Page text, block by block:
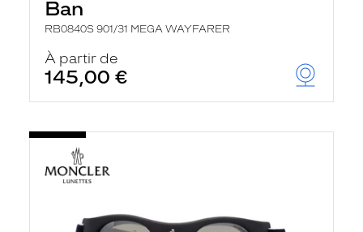
Ban
RB0840S 901/31 MEGA WAYFARER
À partir de
145,00 €